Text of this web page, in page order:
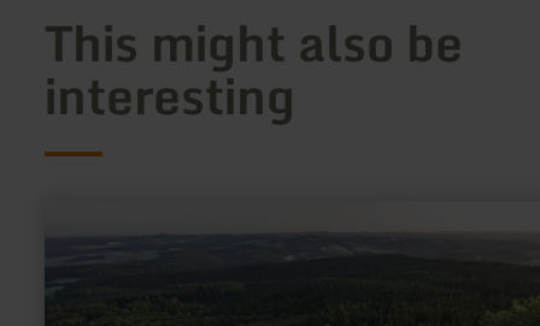
This might also be
interesting